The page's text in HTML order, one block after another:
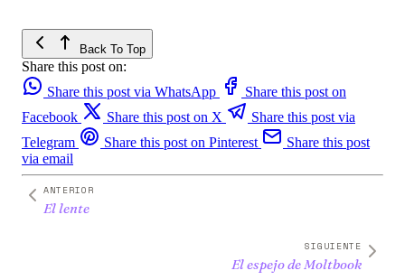
Back To Top
Share this post on:
Share this post via WhatsApp
Share this post on
Facebook
Share this post on X
Share this post via
Telegram
Share this post on Pinterest
Share this post
via email
ANTERIOR
El lente
SIGUIENTE
El espejo de Moltbook